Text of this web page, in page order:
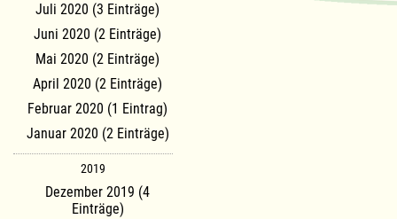
Juli 2020 (3 Einträge)
Juni 2020 (2 Einträge)
Mai 2020 (2 Einträge)
April 2020 (2 Einträge)
Februar 2020 (1 Eintrag)
Januar 2020 (2 Einträge)
2019
Dezember 2019 (4
Einträge)